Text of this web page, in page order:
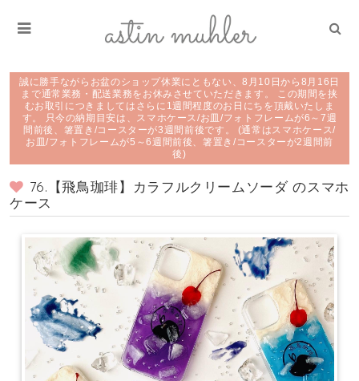
誠に勝手ながらお盆のショップ休業にともない、8月10日から8月16日
まで通常業務・配送業務をお休みさせていただきます。 この期間を挟
むお取引につきましてはさらに1週間程度のお日にちを頂戴いたしま
す。 只今の納期目安は、スマホケース/お皿/フォトフレームが6～7週
間前後、箸置き/コースターが3週間前後です。 (通常はスマホケース/
お皿/フォトフレームが5～6週間前後、箸置き/コースターが2週間前
後)
76.【飛鳥珈琲】カラフルクリームソーダ のスマホ
ケース